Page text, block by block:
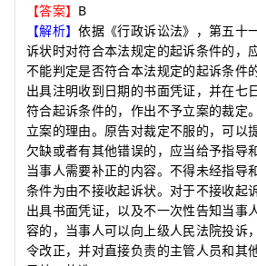
【答案】 B
【解析】依据《行政诉讼法》，第五十
诉状时对符合本法规定的起诉条件的，
不能判定是否符合本法规定的起诉条件
出具注明收到日期的书面凭证，并在七
符合起诉条件的，作出不予立案的裁定
立案的理由。原告对裁定不服的，可以
欠缺或者有其他错误的，应当给予指导
当事人需要补正的内容。不得未经指导
条件为由不接收起诉状。对于不接收起
出具书面凭证，以及不一次性告知当事
容的，当事人可以向上级人民法院投诉
令改正，并对直接负责的主管人员和其